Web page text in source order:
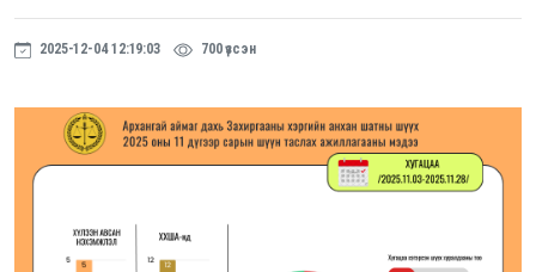
2025-12-04 12:19:03 700 үзсэн